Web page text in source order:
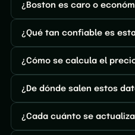
¿Boston es caro o
¿Qué tan confiable es
¿Cómo se calcula el
¿De dónde salen estos
¿Cada cuánto se